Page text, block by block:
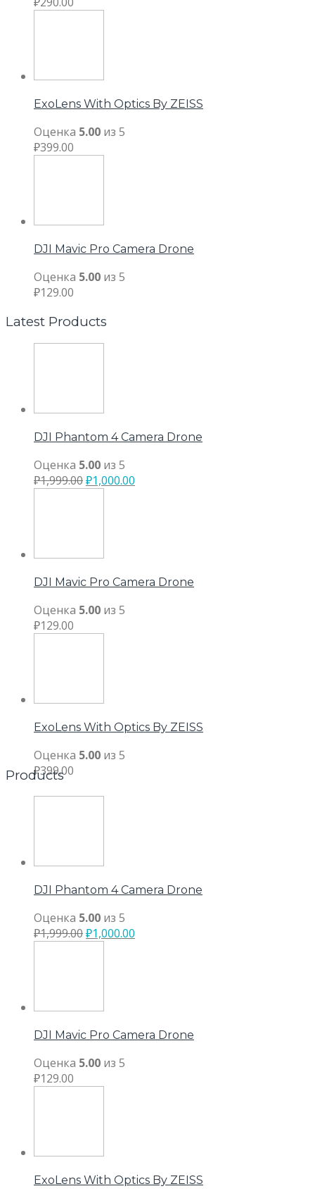
ExoLens With Optics By ZEISS
Оценка 5.00 из 5
₽399.00
DJI Mavic Pro Camera Drone
Оценка 5.00 из 5
₽129.00
Latest Products
DJI Phantom 4 Camera Drone
Оценка 5.00 из 5
₽1,999.00₽1,000.00
DJI Mavic Pro Camera Drone
Оценка 5.00 из 5
₽129.00
ExoLens With Optics By ZEISS
Оценка 5.00 из 5
₽399.00
Products
DJI Phantom 4 Camera Drone
Оценка 5.00 из 5
₽1,999.00₽1,000.00
DJI Mavic Pro Camera Drone
Оценка 5.00 из 5
₽129.00
ExoLens With Optics By ZEISS